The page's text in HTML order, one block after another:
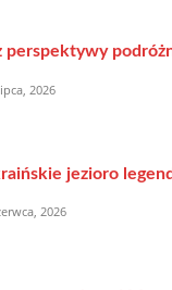
perspektywy
2026
jezioro legend
2026